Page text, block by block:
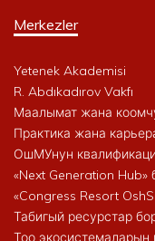
Merkezler
Yetenek Akademisi
R. Abdıkadırov Vakfı
Маалымат жана
Практика жана
ОшМУнун
«Next Generation Hub»
«Congress Resort
Табигый ресурстар
Тоо